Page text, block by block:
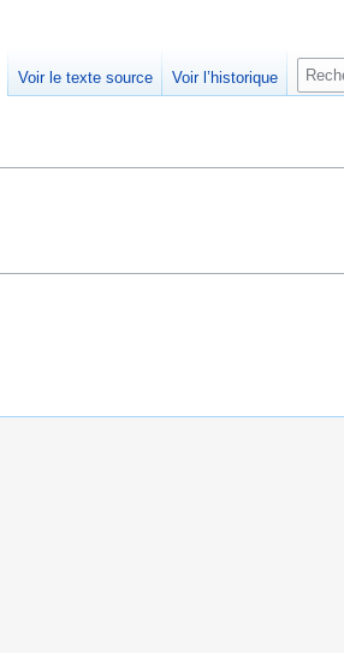
Voir le texte source Voir l’historique
R
e
e